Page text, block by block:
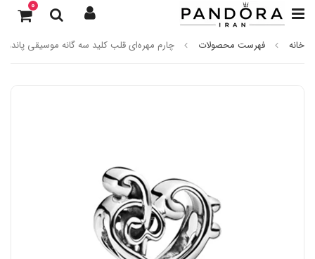
0
خانه فهرست محصولات چارم مهره‌ای قلب کلید سه گانه موسیقی پاندورا